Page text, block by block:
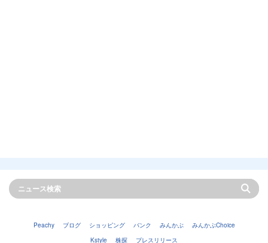
Peachy ブログ ショッピング バンク みんかぶ
みんかぶChoice
Kstyle
株探 プレスリリース